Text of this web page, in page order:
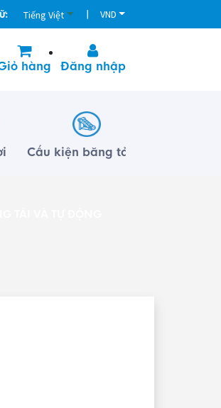
Tiếng Việt | VND
hàng Đăng nhập
Cấu kiện băng tải